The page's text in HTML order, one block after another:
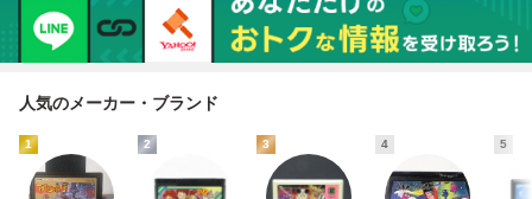
人気のメーカー・ブランド
1 2 3 4 5